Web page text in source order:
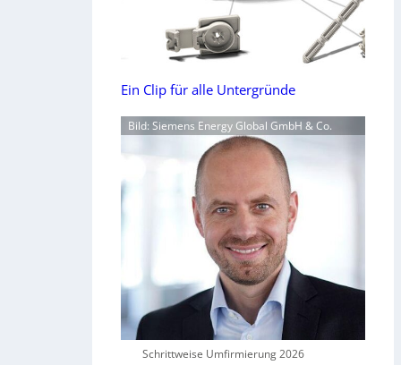
Ein Clip für alle Untergründe
Bild: Siemens Energy Global GmbH & Co.
Schrittweise Umfirmierung 2026